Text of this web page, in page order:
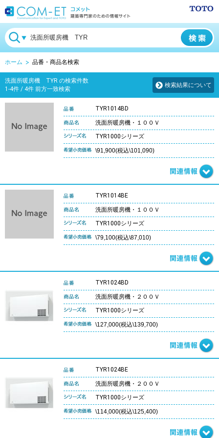
ホーム 品番・商品名検索
洗面所暖房機 TYR の検索件数
1-4件 / 4件 前方一致検索
検索結果について
TYR1014BD
洗面所暖房機・１００Ｖ
TYR1000シリーズ
\91,900(税込\101,090)
TYR1014BE
洗面所暖房機・１００Ｖ
TYR1000シリーズ
\79,100(税込\87,010)
TYR1024BD
洗面所暖房機・２００Ｖ
TYR1000シリーズ
\127,000(税込\139,700)
TYR1024BE
洗面所暖房機・２００Ｖ
TYR1000シリーズ
\114,000(税込\125,400)